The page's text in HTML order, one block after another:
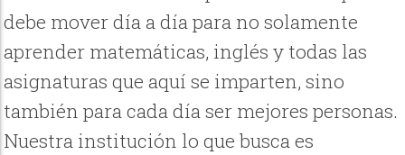
debe mover día a día para no solamente
aprender matemáticas, inglés y todas las
asignaturas que aquí se imparten, sino
también para cada día ser mejores personas.
Nuestra institución lo que busca es